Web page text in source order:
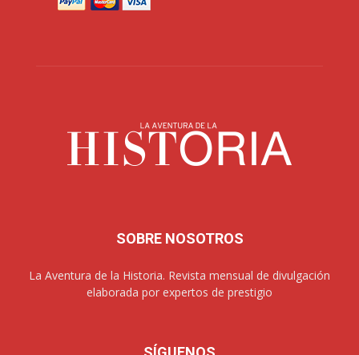
SOBRE NOSOTROS
La Aventura de la Historia. Revista mensual de divulgación
elaborada por expertos de prestigio